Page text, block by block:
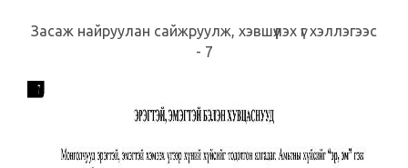
Засаж найруулан сайжруулж, хэвшүүлэх үг хэллэгээс
- 7